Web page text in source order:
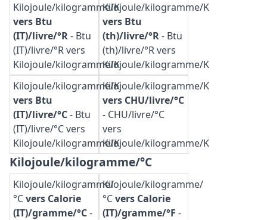
Kilojoule/kilogramme/K
vers Btu
(IT)/livre/°R- Btu
(IT)/livre/°R vers
Kilojoule/kilogramme/K
Kilojoule/kilogramme/K
vers Btu
(th)/livre/°R- Btu
(th)/livre/°R vers
Kilojoule/kilogramme/K
Kilojoule/kilogramme/K
vers Btu
(IT)/livre/°C- Btu
(IT)/livre/°C vers
Kilojoule/kilogramme/K
Kilojoule/kilogramme/K
vers CHU/livre/°C
- CHU/livre/°C
vers
Kilojoule/kilogramme/K
Kilojoule/kilogramme/°C
Kilojoule/kilogramme/
°Cvers Calorie
(IT)/gramme/°C-
Kilojoule/kilogramme/
°Cvers Calorie
(IT)/gramme/°F -